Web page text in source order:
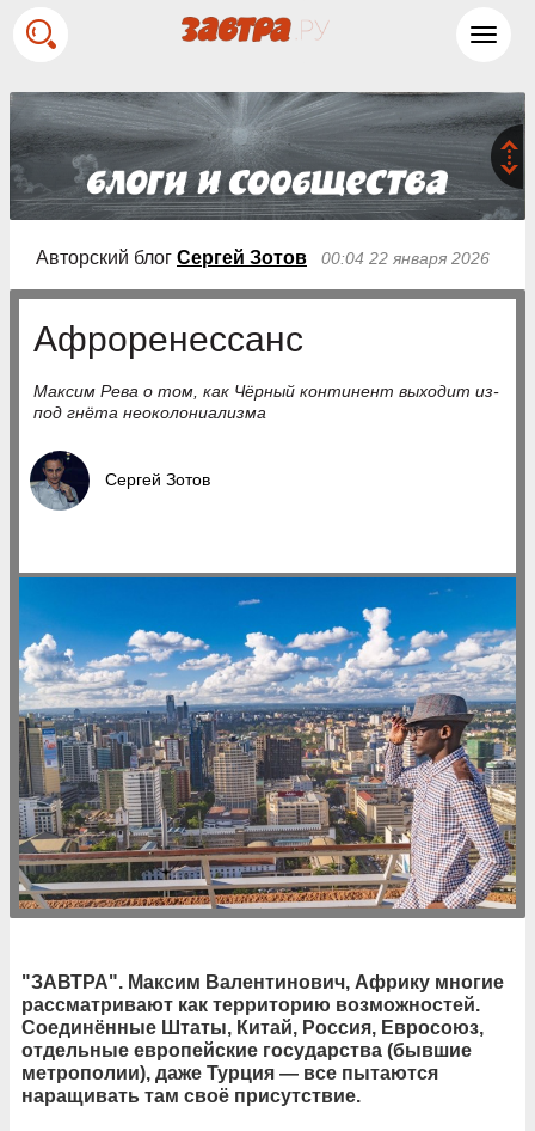
Авторский блог Сергей Зотов 00:04 22 января 2026
Афроренессанс
Максим Рева о том, как Чёрный континент выходит из-
под гнёта неоколониализма
Сергей Зотов
"ЗАВТРА". Максим Валентинович, Африку многие
рассматривают как территорию возможностей.
Соединённые Штаты, Китай, Россия, Евросоюз,
отдельные европейские государства (бывшие
метрополии), даже Турция — все пытаются
наращивать там своё присутствие.